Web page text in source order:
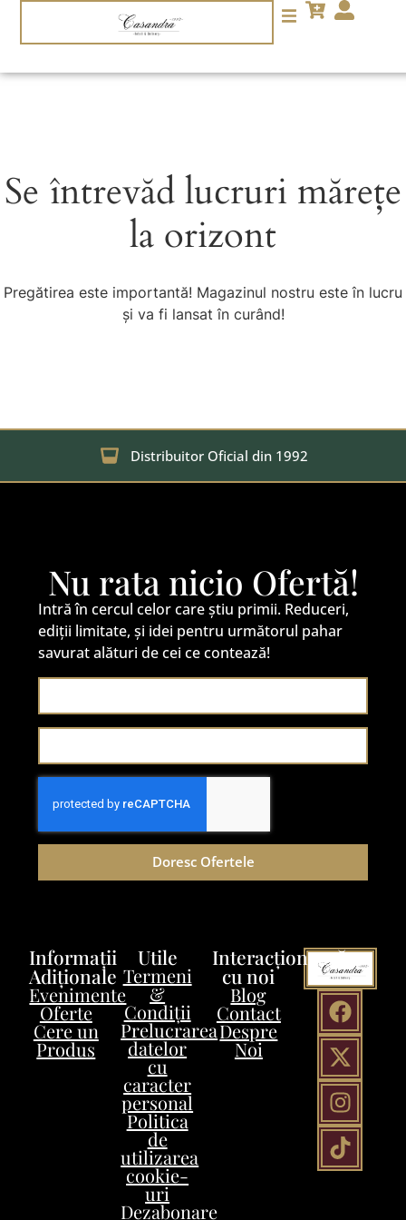
Se întrevăd lucruri mărețe
la orizont
Pregătirea este importantă! Magazinul nostru este în lucru
și va fi lansat în curând!
Distribuitor Oficial din 1992
Nu rata nicio Ofertă!
Intră în cercul celor care știu primii. Reduceri,
ediții limitate, și idei pentru următorul pahar
savurat alături de cei ce contează!
Doresc Ofertele
Interacționează
cu noi
Blog
Contact
Despre
Noi
Utile
Termeni
&
Condiții
Prelucrarea
datelor
cu
caracter
personal
Politica
de
utilizarea
cookie-
uri
Dezabonare
Informații
Adiționale
Evenimente
Oferte
Cere un
Produs